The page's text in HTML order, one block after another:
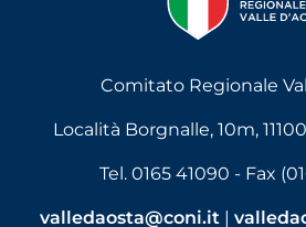
Comitato Regionale
Località Borgnalle, 10m,
Tel. 0165 41090 - Fax
valledaosta@coni.it |